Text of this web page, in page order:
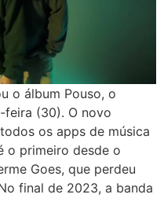
o álbum Pouso, o
feira (30). O novo
os apps de música
o primeiro desde o
Goes, que perdeu
final de 2023, a banda